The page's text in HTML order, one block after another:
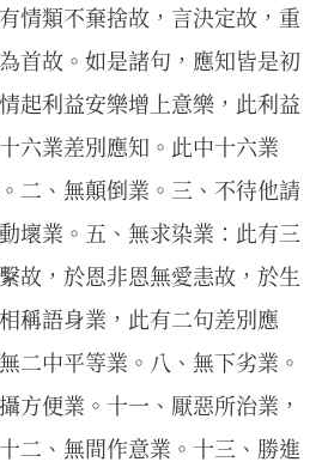
情類不棄捨故，言決定故，重
首故。如是諸句，應知皆是初
起利益安樂增上意樂，此利益
六業差別應知。此中十六業
二、無顛倒業。三、不待他請
壞業。五、無求染業：此有三
故，於恩非恩無愛恚故，於生
稱語身業，此有二句差別應
二中平等業。八、無下劣業。
方便業。十一、厭惡所治業，
二、無間作意業。十三、勝進